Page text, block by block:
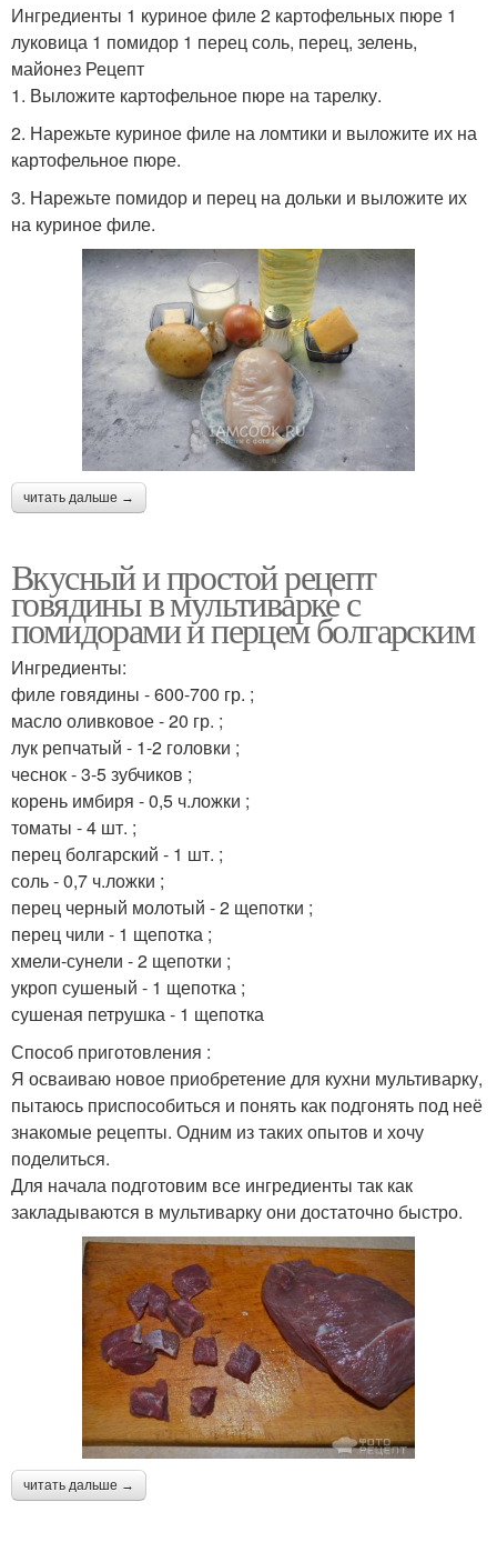
Ингредиенты 1 куриное филе 2 картофельных пюре 1
луковица 1 помидор 1 перец соль, перец, зелень,
майонез Рецепт
1. Выложите картофельное пюре на тарелку.
2. Нарежьте куриное филе на ломтики и выложите их на
картофельное пюре.
3. Нарежьте помидор и перец на дольки и выложите их
на куриное филе.
читать дальше →
Вкусный и простой рецепт
говядины в мультиварке с
помидорами и перцем болгарским
Ингредиенты:
филе говядины - 600-700 гр. ;
масло оливковое - 20 гр. ;
лук репчатый - 1-2 головки ;
чеснок - 3-5 зубчиков ;
корень имбиря - 0,5 ч.ложки ;
томаты - 4 шт. ;
перец болгарский - 1 шт. ;
соль - 0,7 ч.ложки ;
перец черный молотый - 2 щепотки ;
перец чили - 1 щепотка ;
хмели-сунели - 2 щепотки ;
укроп сушеный - 1 щепотка ;
сушеная петрушка - 1 щепотка
Способ приготовления :
Я осваиваю новое приобретение для кухни мультиварку,
пытаюсь приспособиться и понять как подгонять под неё
знакомые рецепты. Одним из таких опытов и хочу
поделиться.
Для начала подготовим все ингредиенты так как
закладываются в мультиварку они достаточно быстро.
читать дальше →